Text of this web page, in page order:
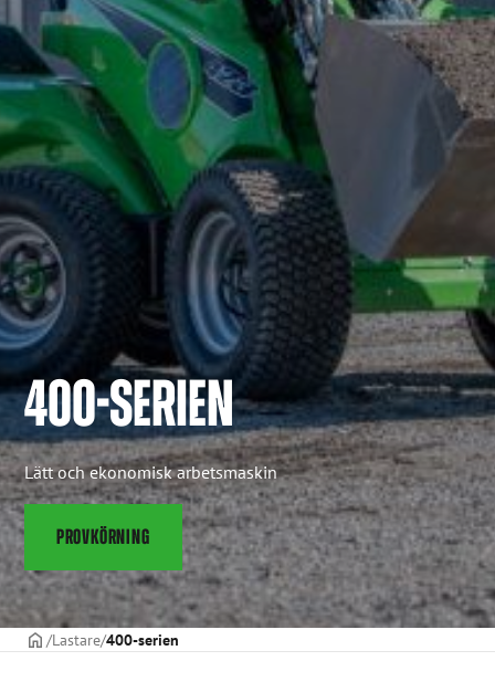
400-SERIEN
Lätt och ekonomisk arbetsmaskin
PROVKÖRNING
STARTSIDAN
Lastare 400-serien